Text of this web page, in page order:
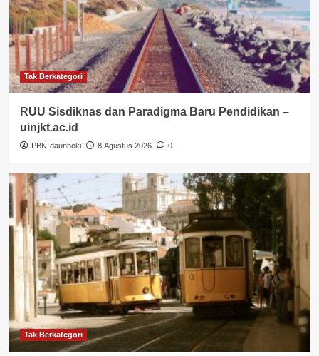
Tak Berkategori
RUU Sisdiknas dan Paradigma Baru Pendidikan –
uinjkt.ac.id
PBN-daunhoki 8 Agustus 2026 0
Tak Berkategori